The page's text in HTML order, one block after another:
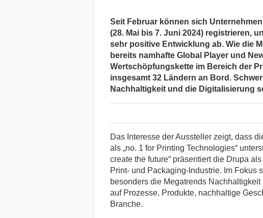
Seit Februar können sich
(28. Mai bis 7. Juni 2024) registrieren,
sehr positive Entwicklung ab. Wie die
bereits namhafte Global Player und
Wertschöpfungskette im Bereich der
insgesamt 32 Ländern an Bord.
Nachhaltigkeit und die Digitalisierung
Das Interesse der Aussteller zeigt, dass
als „no. 1 for Printing Technologies“
create the future“ präsentiert die Drupa
Print- und Packaging-Industrie. Im Fokus
besonders die Megatrends
auf Prozesse, Produkte, nachhaltige
Branche.